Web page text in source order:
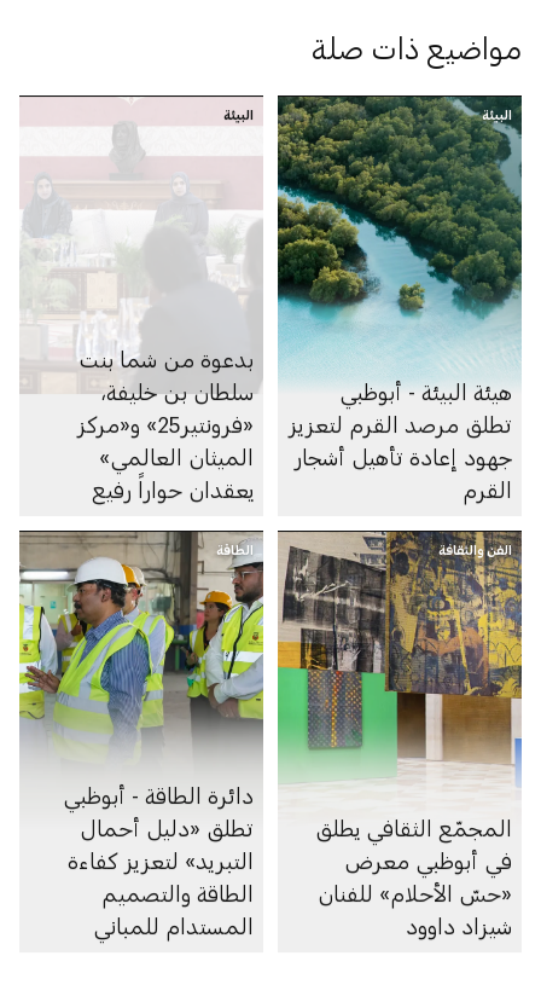
مواضيع ذات صلة
البيئة
هيئة البيئة - أبوظبي
تطلق مرصد القرم لتعزيز
جهود إعادة تأهيل أشجار
القرم
البيئة
بدعوة من شما بنت
سلطان بن خليفة،
«فرونتير25» و«مركز
الميثان العالمي»
يعقدان حواراً رفيع
خفض انبعاثات الميثان
الفن والثقافة
المجمّع الثقافي يطلق
في أبوظبي معرض
«حسّ الأحلام» للفنان
شيزاد داوود
الطاقة
دائرة الطاقة - أبوظبي
تطلق «دليل أحمال
التبريد» لتعزيز كفاءة
الطاقة والتصميم
المستدام للمباني